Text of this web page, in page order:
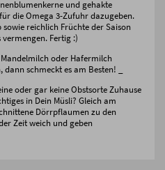
und gehakte
die Omega 3-Zufuhr dazugeben.
reichlich Früchte der Saison
Fertig :)
oder Hafermilch
schmeckt es am Besten! _
oder gar keine Obstsorte Zuhause
in Dein Müsli? Gleich am
Dörrpflaumen zu den
Zeit weich und geben